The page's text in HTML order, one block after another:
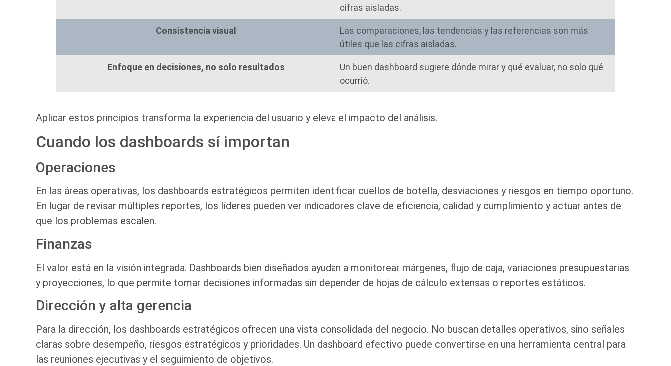
cifras aisladas.
Consistencia visual
Las comparaciones, las tendencias y las referencias son más
útiles que las cifras aisladas.
Enfoque en decisiones, no solo resultados
Un buen dashboard sugiere dónde mirar y qué evaluar, no solo qué
ocurrió.
Aplicar estos principios transforma la experiencia del usuario y eleva el impacto del análisis.
Cuando los dashboards sí importan
Operaciones
En las áreas operativas, los dashboards estratégicos permiten identificar cuellos de botella, desviaciones y riesgos en tiempo oportuno.
En lugar de revisar múltiples reportes, los líderes pueden ver indicadores clave de eficiencia, calidad y cumplimiento y actuar antes de
que los problemas escalen.
Finanzas
El valor está en la visión integrada. Dashboards bien diseñados ayudan a monitorear márgenes, flujo de caja, variaciones presupuestarias
y proyecciones, lo que permite tomar decisiones informadas sin depender de hojas de cálculo extensas o reportes estáticos.
Dirección y alta gerencia
Para la dirección, los dashboards estratégicos ofrecen una vista consolidada del negocio. No buscan detalles operativos, sino señales
claras sobre desempeño, riesgos estratégicos y prioridades. Un dashboard efectivo puede convertirse en una herramienta central para
las reuniones ejecutivas y el seguimiento de objetivos.